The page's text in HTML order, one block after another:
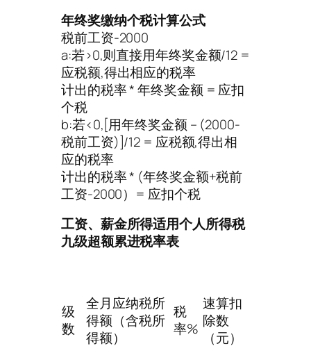
年终奖缴纳个税计算公式
税前工资-2000
a:若>0,则直接用年终奖金额/12 =
应税额,得出相应的税率
计出的税率 * 年终奖金额 = 应扣
个税
b:若<0,[用年终奖金额 – (2000-
税前工资)]/12 = 应税额,得出相
应的税率
计出的税率 * (年终奖金额+税前
工资-2000）= 应扣个税
工资、薪金所得适用个人所得税
九级超额累进税率表
级
数
全月应纳税所
得额（含税所
得额）
税
率%
速算扣
除数
（元）